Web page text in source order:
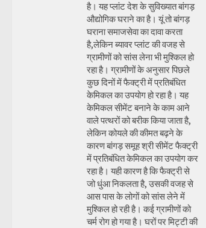
है। यह प्लांट देश के सुविख्यात बांगड़
औद्योगिक घराने का है। यूं तो बांगड़
घराना समाजसेवा का दावा करता
है,लेकिन ब्यावर प्लांट की वजह से
ग्रामीणों को सांस लेना भी मुश्किल हो
रहा है। ग्रामीणों के अनुसार पिछले
कुछ दिनों में फैक्ट्री में प्रतिबंधित
केमिकल का उपयोग हो रहा है। यह
केमिकल सीमेंट बनाने के काम आने
वाले पत्थरों को बरीक किया जाता है,
लेकिन कोयले की कीमत बढ़ने के
कारण बांगड़ समूह श्री सीमेंट फैक्ट्री
में प्रतिबंधित केमिकल का उपयोग कर
रहा है। यही कारण है कि फैक्ट्री से
जो धुंआ निकलता है, उसकी वजह से
आस पास के लोगों को सांस लेने में
मुश्किल हो रही है। कई ग्रामीणों को
चर्म रोग हो गया है। घरों पर मिट्टी की